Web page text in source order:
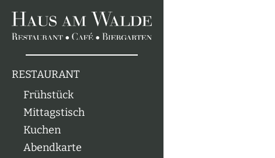
RESTAURANT
Frühstück
Mittagstisch
Kuchen
Abendkarte